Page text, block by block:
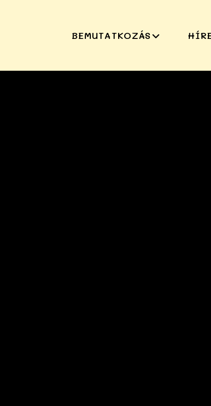
BEMUTATKOZÁS